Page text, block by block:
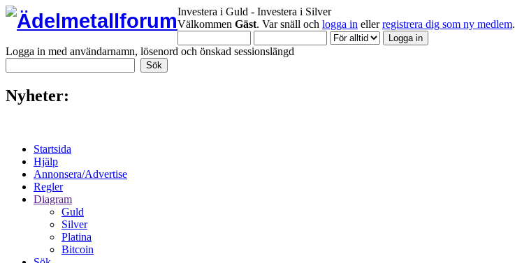
Investera i Guld - Investera i Silver
Välkommen Gäst. Var snäll och logga in ellerregistrera dig som ny medlem.
Logga in med användarnamn, lösenord och önskad sessionslängd
Nyheter:
Startsida
Hjälp
Annonsera/Advertise
Regler
Diagram
Guld
Silver
Platina
Bitcoin